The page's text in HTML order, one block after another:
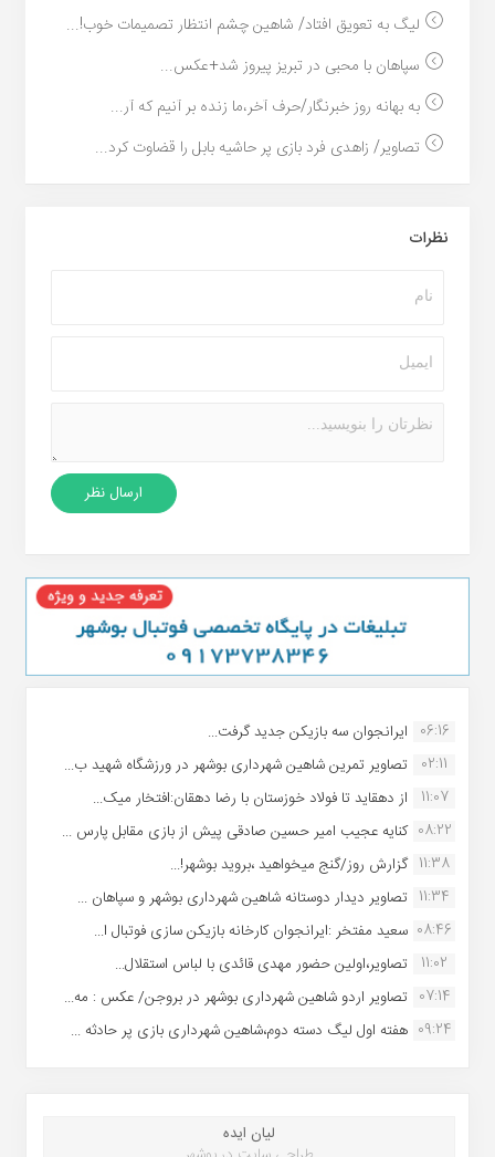
لیگ به تعویق افتاد/ شاهین چشم انتظار تصمیمات خوب!...
سپاهان با محبی در تبریز پیروز شد+عکس...
به بهانه روز خبرنگار/حرف آخر،ما زنده بر آنیم که آر...
تصاویر/ زاهدی فرد بازی پر حاشیه بابل را قضاوت کرد...
نظرات
06:16 ایرانجوان سه بازیکن جدید گرفت...
02:11
تصاویر تمرین شاهین شهردارى بوشهر در ورزشگاه شهید ب...
11:07
از دهقاید تا فولاد خوزستان با رضا دهقان:افتخار میک...
08:22 کنایه عجیب امیر حسین صادقی پیش از بازی مقابل پارس ...
11:38 گزارش روز/گنج میخواهید ،بروید بوشهر!...
11:34 تصاویر دیدار دوستانه شاهین شهردارى بوشهر و سپاهان ...
08:46 سعید مفتخر :ایرانجوان کارخانه بازیکن سازی فوتبال ا...
11:02
تصاویر،اولین حضور مهدی قائدی با لباس استقلال...
07:14 تصاویر اردو شاهین شهرداری بوشهر در بروجن/ عکس : مه...
09:24 هفته اول لیگ دسته دوم،شاهین شهرداری بازی پر حادثه ...
لیان ایده